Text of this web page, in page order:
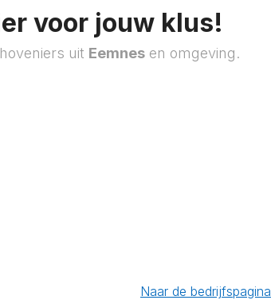
voor jouw klus!
uit Eemnes en omgeving.
Naar de bedrijfspagina